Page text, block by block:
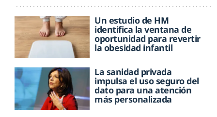
Un estudio de HM
identifica la ventana de
oportunidad para revertir
la obesidad infantil
La sanidad privada
impulsa el uso seguro del
dato para una atención
más personalizada